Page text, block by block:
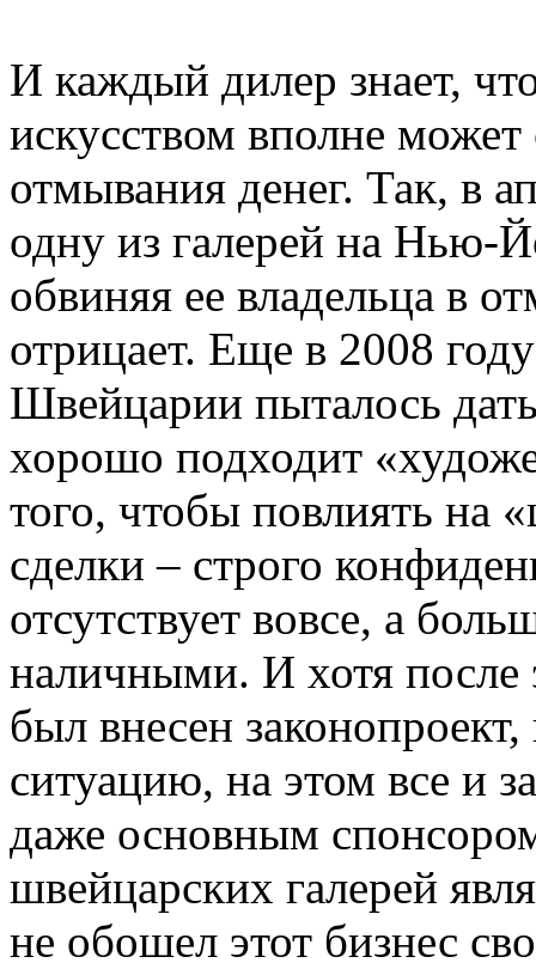
И каждый дилер знает,
искусством вполне
отмывания денег. Так, в
одну из галерей на Нью-
обвиняя ее владельца в
отрицает. Еще в 2008
Швейцарии пыталось
хорошо подходит
того, чтобы повлиять на
сделки – строго
отсутствует вовсе, а
наличными. И хотя после
был внесен
ситуацию, на этом все и
даже основным
швейцарских галерей
не обошел этот бизнес